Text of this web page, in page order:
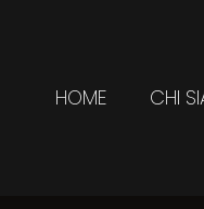
HOME CHI